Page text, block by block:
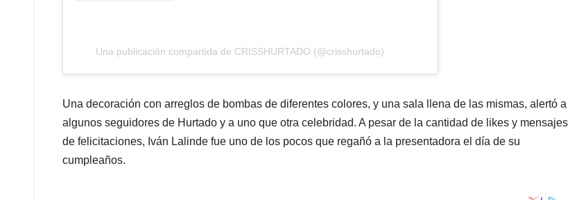
Una publicación compartida de CRISSHURTADO (@crisshurtado)
Una decoración con arreglos de bombas de diferentes colores, y una sala llena de las mismas, alertó a
algunos seguidores de Hurtado y a uno que otra celebridad. A pesar de la cantidad de likes y mensajes
de felicitaciones, Iván Lalinde fue uno de los pocos que regañó a la presentadora el día de su
cumpleaños.